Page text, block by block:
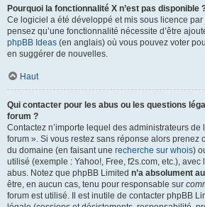
Pourquoi la fonctionnalité X n’est pas disponible
Ce logiciel a été développé et mis sous licence
pensez qu’une fonctionnalité nécessite d’être
phpBB Ideas (en anglais) où vous pouvez voter
en suggérer de nouvelles.
Haut
Qui contacter pour les abus ou les questions
forum ?
Contactez n’importe lequel des administrateurs de
forum ». Si vous restez sans réponse alors prenez
du domaine (en faisant une recherche sur whois)
utilisé (exemple : Yahoo!, Free, f2s.com, etc.),
abus. Notez que phpBB Limited n’a absolument
être, en aucun cas, tenu pour responsable sur
forum est utilisé. Il est inutile de contacter phpBB